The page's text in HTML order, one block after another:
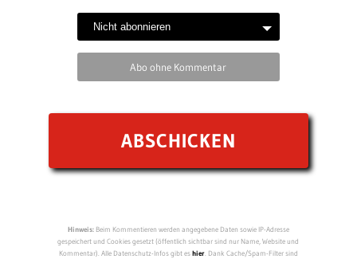
Abo ohne Kommentar
Hinweis:Beim Kommentieren werden angegebene Daten sowie IP-Adresse
gespeichert und Cookies gesetzt (öffentlich sichtbar sind nur Name, Website und
Kommentar). Alle Datenschutz-Infos gibt eshier. Dank Cache/Spam-Filter sind